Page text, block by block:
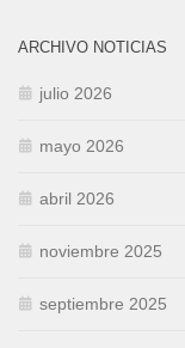
ARCHIVO NOTICIAS
julio 2026
mayo 2026
abril 2026
noviembre 2025
septiembre 2025